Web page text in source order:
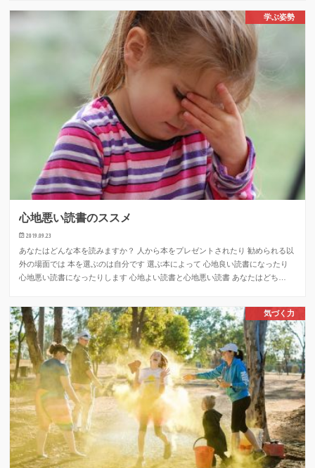
学ぶ姿勢
心地悪い読書のススメ
2019.09.23
あなたはどんな本を読みますか？ 人から本をプレゼントされたり 勧められる以
外の場面では 本を選ぶのは自分です 選ぶ本によって 心地良い読書になったり
心地悪い読書になったりします 心地よい読書と心地悪い読書 あなたはどち…
気づく力